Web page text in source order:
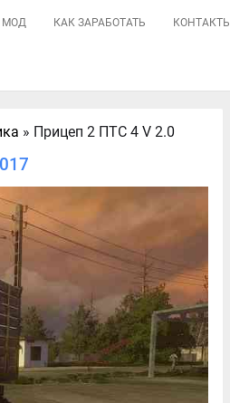
МОД КАК ЗАРАБОТАТЬ КОНТАКТЫ
» Прицеп 2 ПТС 4 V 2.0